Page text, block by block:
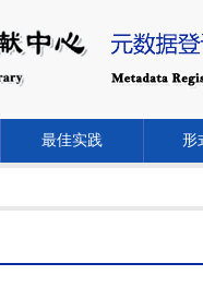
最佳实践 形